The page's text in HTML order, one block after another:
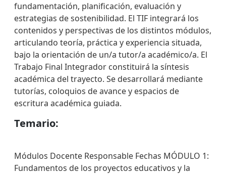
fundamentación, planificación, evaluación y
estrategias de sostenibilidad. El TIF integrará los
contenidos y perspectivas de los distintos módulos,
articulando teoría, práctica y experiencia situada,
bajo la orientación de un/a tutor/a académico/a. El
Trabajo Final Integrador constituirá la síntesis
académica del trayecto. Se desarrollará mediante
tutorías, coloquios de avance y espacios de
escritura académica guiada.
Temario:
Módulos Docente Responsable Fechas MÓDULO 1:
Fundamentos de los proyectos educativos y la